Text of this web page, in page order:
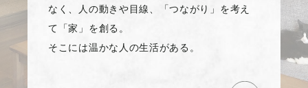
なく、人の動きや目線、「つながり」を考え
て「家」を創る。
そこには温かな人の生活がある。